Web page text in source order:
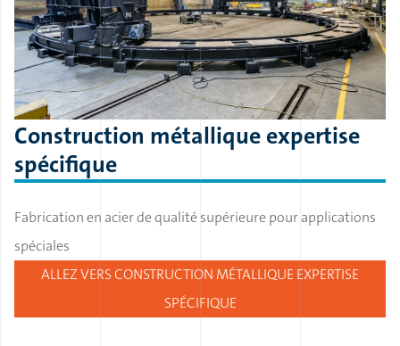
Construction métallique expertise
spécifique
Fabrication en acier de qualité supérieure pour applications
spéciales
ALLEZ VERS CONSTRUCTION MÉTALLIQUE EXPERTISE
SPÉCIFIQUE